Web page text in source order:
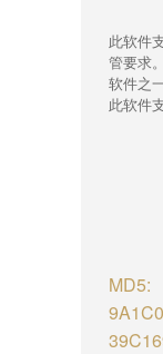
此软件
管要求
软件之
此软件
MD5: